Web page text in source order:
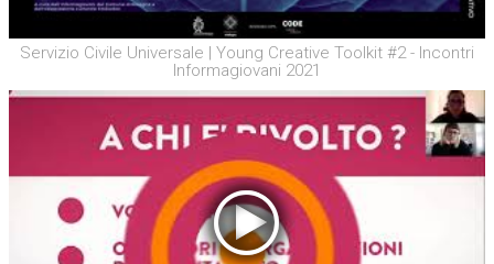
Servizio Civile Universale | Young Creative Toolkit #2 - Incontri
Informagiovani 2021